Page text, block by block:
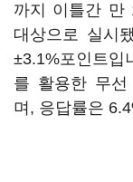
까지 이틀간 만
대상으로 실시
±3.1%포인트
를 활용한 무선
며, 응답률은